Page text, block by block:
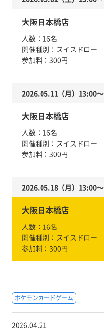
大阪日本橋店
人数： 16名
開催種別： スイスドロー
参加料： 300円
2026.05.11（月）13:00〜
大阪日本橋店
人数： 16名
開催種別： スイスドロー
参加料： 300円
2026.05.18（月）13:00〜
大阪日本橋店
人数： 16名
開催種別： スイスドロー
参加料： 300円
ポケモンカードゲーム
2026.04.21